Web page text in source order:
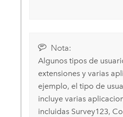
Nota:
Algunos tipos de
extensiones y varias
ejemplo, el tipo de
incluye varias
incluidas Survey123,